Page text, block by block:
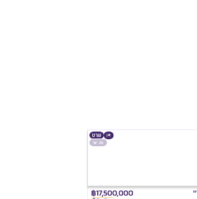
฿17,500,000